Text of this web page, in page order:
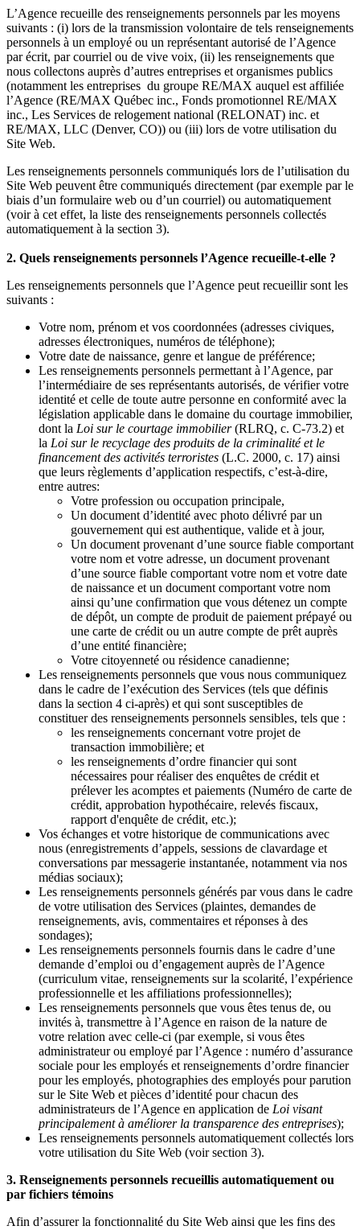
L’Agence recueille des renseignements personnels par les moyens
suivants : (i) lors de la transmission volontaire de tels renseignements
personnels à un employé ou un représentant autorisé de l’Agence
par écrit, par courriel ou de vive voix, (ii) les renseignements que
nous collectons auprès d’autres entreprises et organismes publics
(notamment les entreprises du groupe RE/MAX auquel est affiliée
l’Agence (RE/MAX Québec inc., Fonds promotionnel RE/MAX
inc., Les Services de relogement national (RELONAT) inc. et
RE/MAX, LLC (Denver, CO)) ou (iii) lors de votre utilisation du
Site Web.
Les renseignements personnels communiqués lors de l’utilisation du
Site Web peuvent être communiqués directement (par exemple par le
biais d’un formulaire web ou d’un courriel) ou automatiquement
(voir à cet effet, la liste des renseignements personnels collectés
automatiquement à la section 3).
2. Quels renseignements personnels l’Agence recueille-t-elle ?
Les renseignements personnels que l’Agence peut recueillir sont les
suivants :
Votre nom, prénom et vos coordonnées (adresses civiques,
adresses électroniques, numéros de téléphone);
Votre date de naissance, genre et langue de préférence;
Les renseignements personnels permettant à l’Agence, par
l’intermédiaire de ses représentants autorisés, de vérifier votre
identité et celle de toute autre personne en conformité avec la
législation applicable dans le domaine du courtage immobilier,
dont la Loi sur le courtage immobilier(RLRQ, c. C-73.2) et
la Loi sur le recyclage des produits de la criminalité et le
financement des activités terroristes (L.C. 2000, c. 17) ainsi
que leurs règlements d’application respectifs, c’est-à-dire,
entre autres:
Votre profession ou occupation principale,
Un document d’identité avec photo délivré par un
gouvernement qui est authentique, valide et à jour,
Un document provenant d’une source fiable comportant
votre nom et votre adresse, un document provenant
d’une source fiable comportant votre nom et votre date
de naissance et un document comportant votre nom
ainsi qu’une confirmation que vous détenez un compte
de dépôt, un compte de produit de paiement prépayé ou
une carte de crédit ou un autre compte de prêt auprès
d’une entité financière;
Votre citoyenneté ou résidence canadienne;
Les renseignements personnels que vous nous communiquez
dans le cadre de l’exécution des Services (tels que définis
dans la section 4 ci-après) et qui sont susceptibles de
constituer des renseignements personnels sensibles, tels que :
les renseignements concernant votre projet de
transaction immobilière; et
les renseignements d’ordre financier qui sont
nécessaires pour réaliser des enquêtes de crédit et
prélever les acomptes et paiements (Numéro de carte de
crédit, approbation hypothécaire, relevés fiscaux,
rapport d'enquête de crédit, etc.);
Vos échanges et votre historique de communications avec
nous (enregistrements d’appels, sessions de clavardage et
conversations par messagerie instantanée, notamment via nos
médias sociaux);
Les renseignements personnels générés par vous dans le cadre
de votre utilisation des Services (plaintes, demandes de
renseignements, avis, commentaires et réponses à des
sondages);
Les renseignements personnels fournis dans le cadre d’une
demande d’emploi ou d’engagement auprès de l’Agence
(curriculum vitae, renseignements sur la scolarité, l’expérience
professionnelle et les affiliations professionnelles);
Les renseignements personnels que vous êtes tenus de, ou
invités à, transmettre à l’Agence en raison de la nature de
votre relation avec celle-ci (par exemple, si vous êtes
administrateur ou employé par l’Agence : numéro d’assurance
sociale pour les employés et renseignements d’ordre financier
pour les employés, photographies des employés pour parution
sur le Site Web et pièces d’identité pour chacun des
administrateurs de l’Agence en application de Loi visant
principalement à améliorer la transparence des entreprises);
Les renseignements personnels automatiquement collectés lors
votre utilisation du Site Web (voir section 3).
3. Renseignements personnels recueillis automatiquement ou
par fichiers témoins
Afin d’assurer la fonctionnalité du Site Web ainsi que les fins des